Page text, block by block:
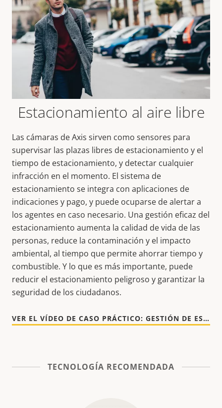
Estacionamiento al aire libre
Las cámaras de Axis sirven como sensores para
supervisar las plazas libres de estacionamiento y el
tiempo de estacionamiento, y detectar cualquier
infracción en el momento. El sistema de
estacionamiento se integra con aplicaciones de
indicaciones y pago, y puede ocuparse de alertar a
los agentes en caso necesario. Una gestión eficaz del
estacionamiento aumenta la calidad de vida de las
personas, reduce la contaminación y el impacto
ambiental, al tiempo que permite ahorrar tiempo y
combustible. Y lo que es más importante, puede
reducir el estacionamiento peligroso y garantizar la
seguridad de los ciudadanos.
VER EL VÍDEO DE CASO PRÁCTICO: GESTIÓN DE ESTACIONAMIENTO
TECNOLOGÍA RECOMENDADA